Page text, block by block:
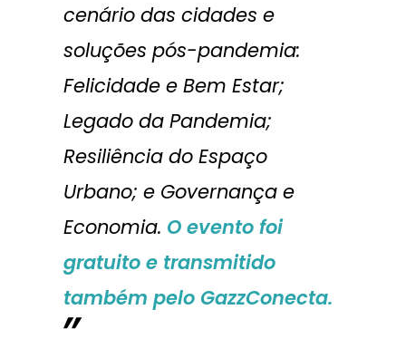
cenário das cidades e
soluções pós-pandemia:
Felicidade e Bem Estar;
Legado da Pandemia;
Resiliência do Espaço
Urbano; e Governança e
Economia. O evento foi
gratuito e transmitido
também pelo GazzConecta.